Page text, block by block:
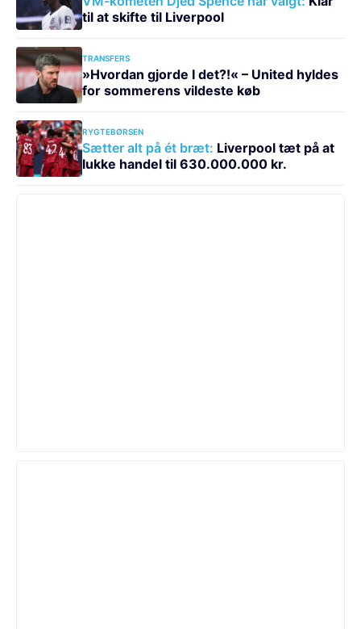
til at skifte til Liverpool
TRANSFERS
»Hvordan gjorde I det?!« – United hyldes
for sommerens vildeste køb
RYGTEBØRSEN
Sætter alt på ét bræt: Liverpool tæt på at
lukke handel til 630.000.000 kr.